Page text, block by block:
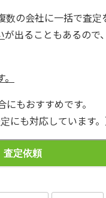
の会社に一括で査定
が出ることもあるので
にもおすすめです。
にも対応しています。